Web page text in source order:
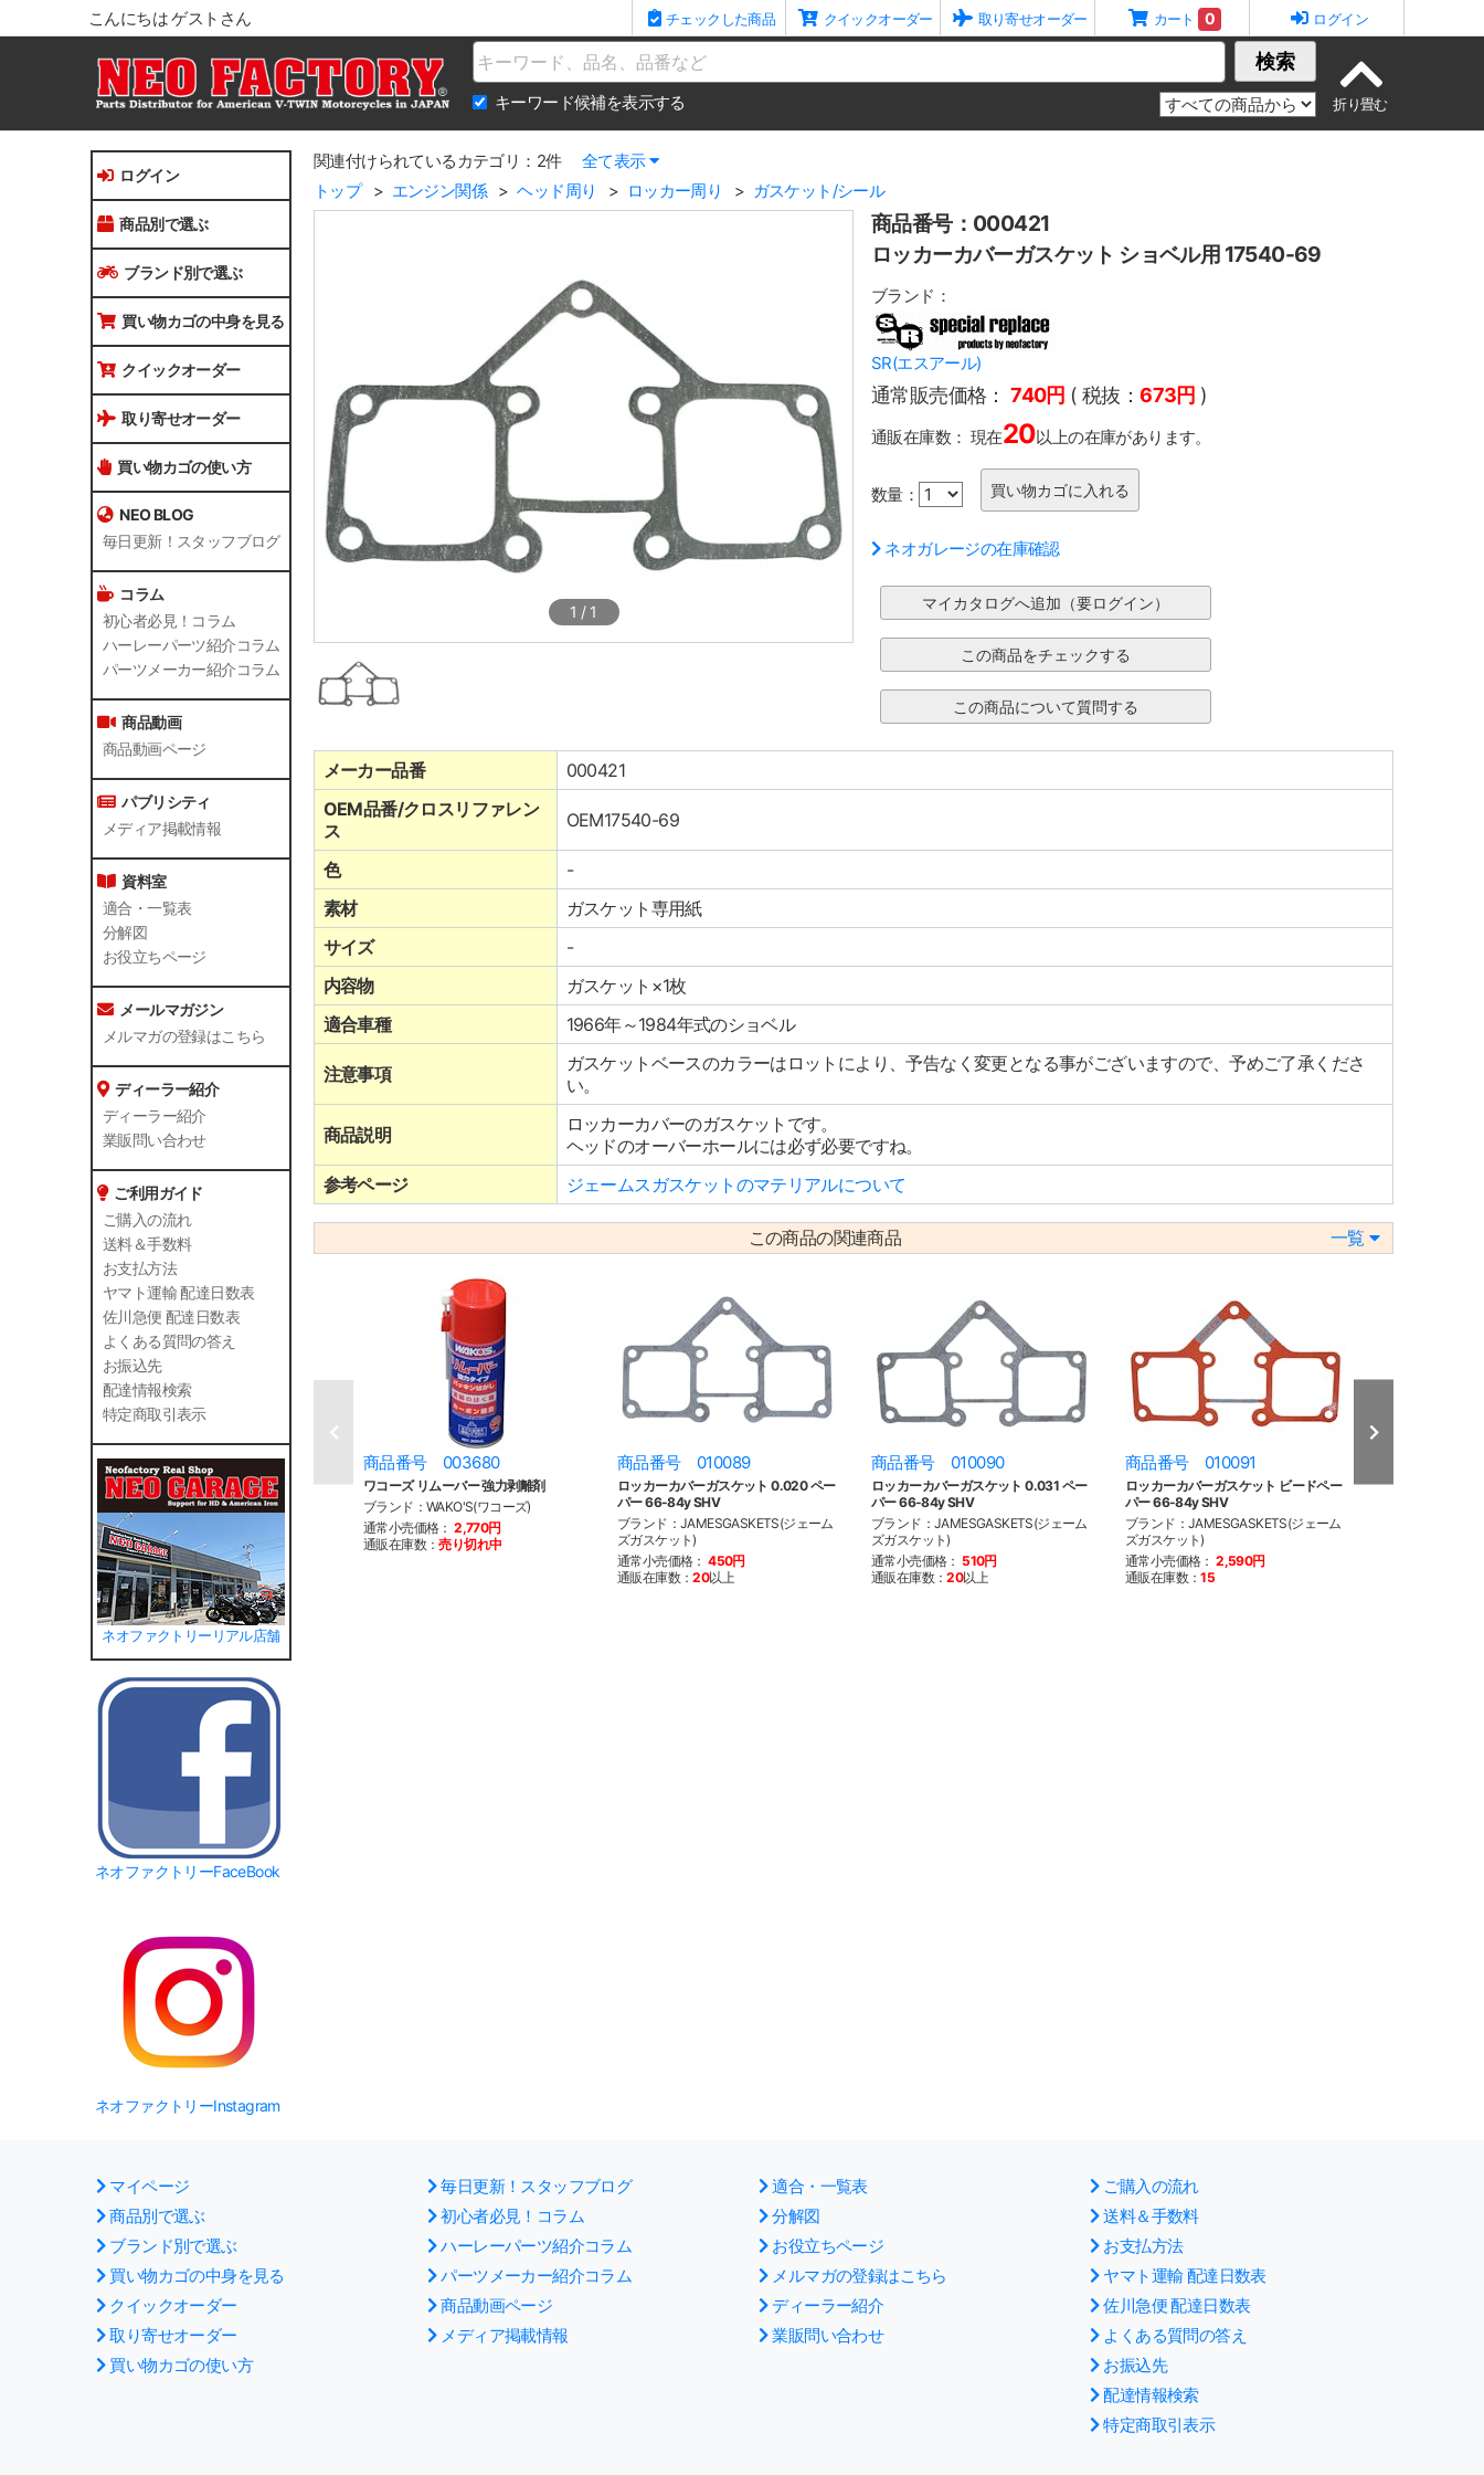
こんにちは ゲストさん チェックした商品 クイックオーダー 取り寄せオーダー カート 0 ログイン
Name 検索
キーワード候補を表示する
ログイン
商品別で選ぶ
ブランド別で選ぶ
買い物カゴの中身を見る
クイックオーダー
取り寄せオーダー
買い物カゴの使い方
NEO BLOG
毎日更新！スタッフブログ
コラム
初心者必見！コラム
ハーレーパーツ紹介コラム
パーツメーカー紹介コラム
商品動画
商品動画ページ
パブリシティ
メディア掲載情報
資料室
適合・一覧表
分解図
お役立ちページ
メールマガジン
メルマガの登録はこちら
ディーラー紹介
ディーラー紹介
業販問い合わせ
ご利用ガイド
ご購入の流れ
送料＆手数料
お支払方法
ヤマト運輸 配達日数表
佐川急便 配達日数表
よくある質問の答え
お振込先
配達情報検索
特定商取引表示
ネオファクトリーリアル店舗
ネオファクトリーFaceBook
ネオファクトリーInstagram
関連付けられているカテゴリ：2件
全て表示
トップ
エンジン関係 ヘッド周り ロッカー周り ガスケット/シール
1 / 1
商品番号：000421
ロッカーカバーガスケット ショベル用 17540-69
ブランド：
SR(エスアール)
通常販売価格： 740円 ( 税抜：673円 )
通販在庫数： 現在20以上の在庫があります。
数量：
ネオガレージの在庫確認
メーカー品番
000421
OEM品番/クロスリファレン
ス
OEM17540-69
色
-
素材
ガスケット専用紙
サイズ
-
内容物
ガスケット×1枚
適合車種
1966年～1984年式のショベル
注意事項
ガスケットベースのカラーはロットにより、予告なく変更となる事がございますので、予めご了承くださ
い。
商品説明
ロッカーカバーのガスケットです。
ヘッドのオーバーホールには必ず必要ですね。
参考ページ
ジェームスガスケットのマテリアルについて
この商品の関連商品 一覧
商品番号 003680
ワコーズ リムーバー 強力剥離剤
ブランド：WAKO'S(ワコーズ)
通常小売価格： 2,770円
通販在庫数：売り切れ中
商品番号 010089
ロッカーカバーガスケット 0.020 ペー
パー 66-84y SHV
ブランド：JAMESGASKETS(ジェーム
ズガスケット)
通常小売価格： 450円
通販在庫数：20以上
商品番号 010090
ロッカーカバーガスケット 0.031 ペー
パー 66-84y SHV
ブランド：JAMESGASKETS(ジェーム
ズガスケット)
通常小売価格： 510円
通販在庫数：20以上
商品番号 010091
ロッカーカバーガスケット ビードペー
パー 66-84y SHV
ブランド：JAMESGASKETS(ジェーム
ズガスケット)
通常小売価格： 2,590円
通販在庫数：15
ロッカーカバー
マイページ
商品別で選ぶ
ブランド別で選ぶ
買い物カゴの中身を見る
クイックオーダー
取り寄せオーダー
買い物カゴの使い方
毎日更新！スタッフブログ
初心者必見！コラム
ハーレーパーツ紹介コラム
パーツメーカー紹介コラム
商品動画ページ
メディア掲載情報
適合・一覧表
分解図
お役立ちページ
メルマガの登録はこちら
ディーラー紹介
業販問い合わせ
ご購入の流れ
送料＆手数料
お支払方法
ヤマト運輸 配達日数表
佐川急便 配達日数表
よくある質問の答え
お振込先
配達情報検索
特定商取引表示